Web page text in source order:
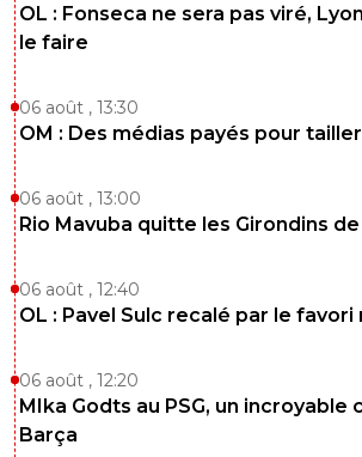
OL : Fonseca ne sera pas viré,
le faire
06 août , 13:30
OM : Des médias payés pour
06 août , 13:00
Rio Mavuba quitte les Girondins
06 août , 12:40
OL : Pavel Sulc recalé par le
06 août , 12:20
MIka Godts au PSG, un incroyable
Barça